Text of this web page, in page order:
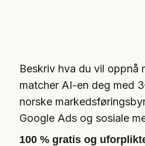
Beskriv hva du vil oppnå
matcher AI-en deg med
norske
Google Ads og sosiale
100 % gratis og